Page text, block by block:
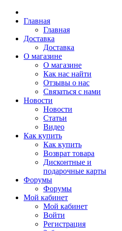
Главная
Главная
Доставка
Доставка
О магазине
О магазине
Как нас найти
Отзывы о нас
Связаться с нами
Новости
Новости
Статьи
Видео
Как купить
Как купить
Возврат товара
Дисконтные и
подарочные карты
Форумы
Форумы
Мой кабинет
Мой кабинет
Войти
Регистрация